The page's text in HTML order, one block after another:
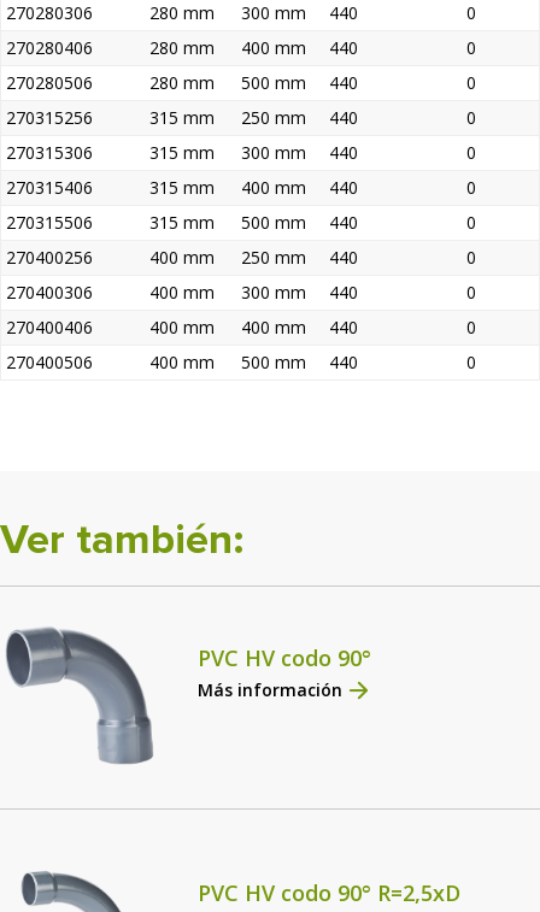
270280306
280 mm 300 mm 440
0
270280406
280 mm 400 mm 440
0
270280506
280 mm 500 mm 440
0
270315256
315 mm 250 mm 440
0
270315306
315 mm 300 mm 440
0
270315406
315 mm 400 mm 440
0
270315506
315 mm 500 mm 440
0
270400256
400 mm 250 mm 440
0
270400306
400 mm 300 mm 440
0
270400406
400 mm 400 mm 440
0
270400506
400 mm 500 mm 440 0
Ver también:
PVC HV codo 90°
Más información
PVC HV codo 90° R=2,5xD